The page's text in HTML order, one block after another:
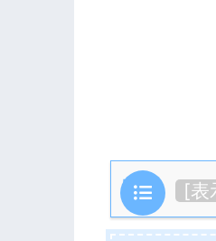
目次 [表